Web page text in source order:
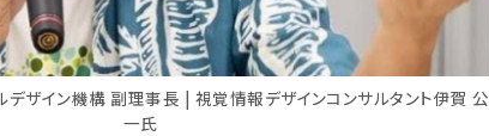
ザイン機構 副理事長 | 視覚情報デザインコンサルタント伊賀 公
一氏